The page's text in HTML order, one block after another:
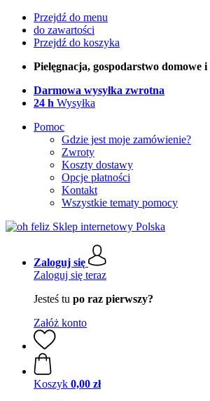
Przejdź do menu
do zawartości
Przejdź do koszyka
Pielęgnacja, gospodarstwo domowe i
Darmowa wysyłka zwrotna
24 h Wysyłka
Pomoc
Gdzie jest moje zamówienie?
Zwroty
Koszty dostawy
Opcje płatności
Kontakt
Wszystkie tematy pomocy
Zaloguj się
Zaloguj się teraz
Jesteś tu po raz pierwszy?
Załóż konto
Koszyk 0,00 zł